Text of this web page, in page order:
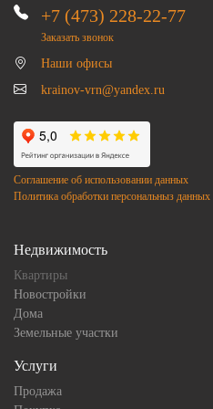
+7 (473) 228-22-77
Заказать звонок
Наши офисы
krainov-vrn@yandex.ru
Соглашение об использовании данных
Политика обработки персональныз данных
Недвижимость
Квартиры
Новостройки
Дома
Земельные участки
Услуги
Продажа